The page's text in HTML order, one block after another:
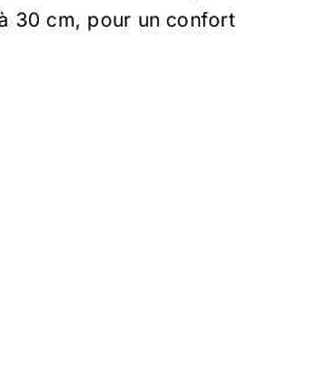
30 cm, pour un confort